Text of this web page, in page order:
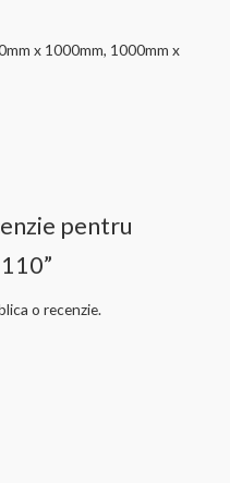
x 1000mm, 1000mm x
pentru
o recenzie.